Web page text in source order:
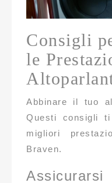
Consigli
le
Abbinare il tuo
Questi consigli
migliori
Braven.